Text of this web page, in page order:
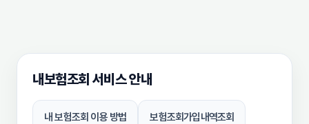
내보험조회 서비스 안내
내 보험조회 이용 방법 보험조회가입내역조회